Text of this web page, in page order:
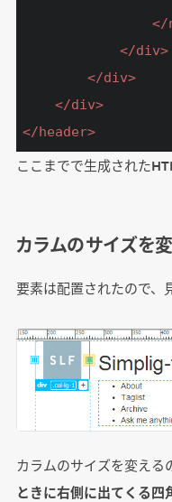
</
</div>
</div>
</div>
</header>
ここまでで生成された
カラムのサイズを
要素は配置されたので、
カラムのサイズを変える
ときに右側に出てくる四